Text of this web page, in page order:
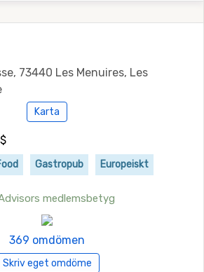
73440 Les Menuires, Les
Karta
Gastropub Europeiskt
medlemsbetyg
369 omdömen
Skriv eget omdöme